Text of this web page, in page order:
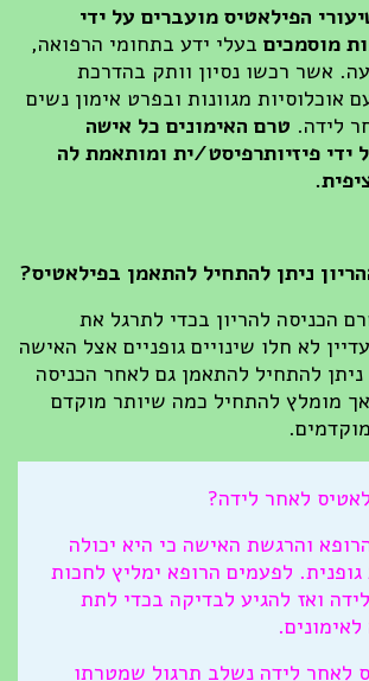
הפילאטיס מועברים על ידי
מוסמכיםבעלי ידע בתחומי הרפואה,
אשר רכשו נסיון וותק בהדרכת
אוכלוסיות מגוונות ובפרט אימון נשים
לידה. טרם האימונים כל אישה
פיזיותרפיסט/ית ומותאמת לה
ניתן להתחיל להתאמן בפילאטיס?
הכניסה להריון בכדי לתרגל את
לא חלו שינויים גופניים אצל האישה
ניתן להתחיל להתאמן גם לאחר הכניסה
מומלץ להתחיל כמה שיותר מוקדם
לאחר לידה?
והרגשת האישה כי היא יכולה
גופנית. לפעמים הרופא ימליץ לחכות
ואז להגיע לבדיקה בכדי לתת
לאחר לידה נשלב תרגול שמטרתו